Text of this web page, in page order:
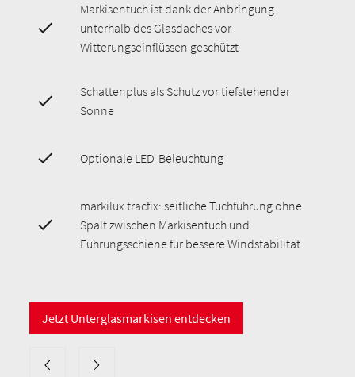
Markisentuch ist dank der Anbringung
unterhalb des Glasdaches vor
Witterungseinflüssen geschützt
Schattenplus als Schutz vor tiefstehender
Sonne
Optionale LED-Beleuchtung
markilux tracfix: seitliche Tuchführung ohne
Spalt zwischen Markisentuch und
Führungsschiene für bessere Windstabilität
Jetzt Unterglasmarkisen entdecken